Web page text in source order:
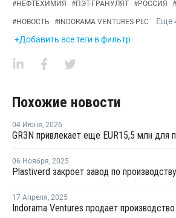
#НЕФТЕХИМИЯ #ПЭТ-ГРАНУЛЯТ #РОССИЯ #
#НОВОСТЬ #INDORAMA VENTURES PLC Еще
+Добавить все теги в фильтр
Похожие новости
04 Июня, 2026
06 Ноября, 2025
17 Апреля, 2025
Indorama Ventures продает